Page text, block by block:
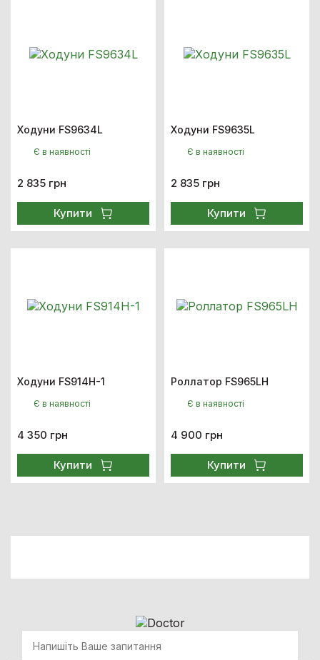
Ходуни FS9634L
Є в наявності
2 835 грн
Купити
Ходуни FS9635L
Є в наявності
2 835 грн
Купити
Ходуни FS914H-1
Є в наявності
4 350 грн
Купити
Роллатор FS965LH
Є в наявності
4 900 грн
Купити